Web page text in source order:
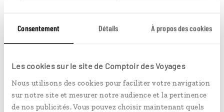
Consentement Détails À propos des cookies
Les cookies sur le site de Comptoir des Voyages
Nous utilisons des cookies pour faciliter votre navigation
sur notre site et mesurer notre audience et la pertinence
de nos publicités. Vous pouvez choisir maintenant quels
peu lente.
Temps de vol
Environ 4 h 30 pour un vol direct de France vers Le
Caire